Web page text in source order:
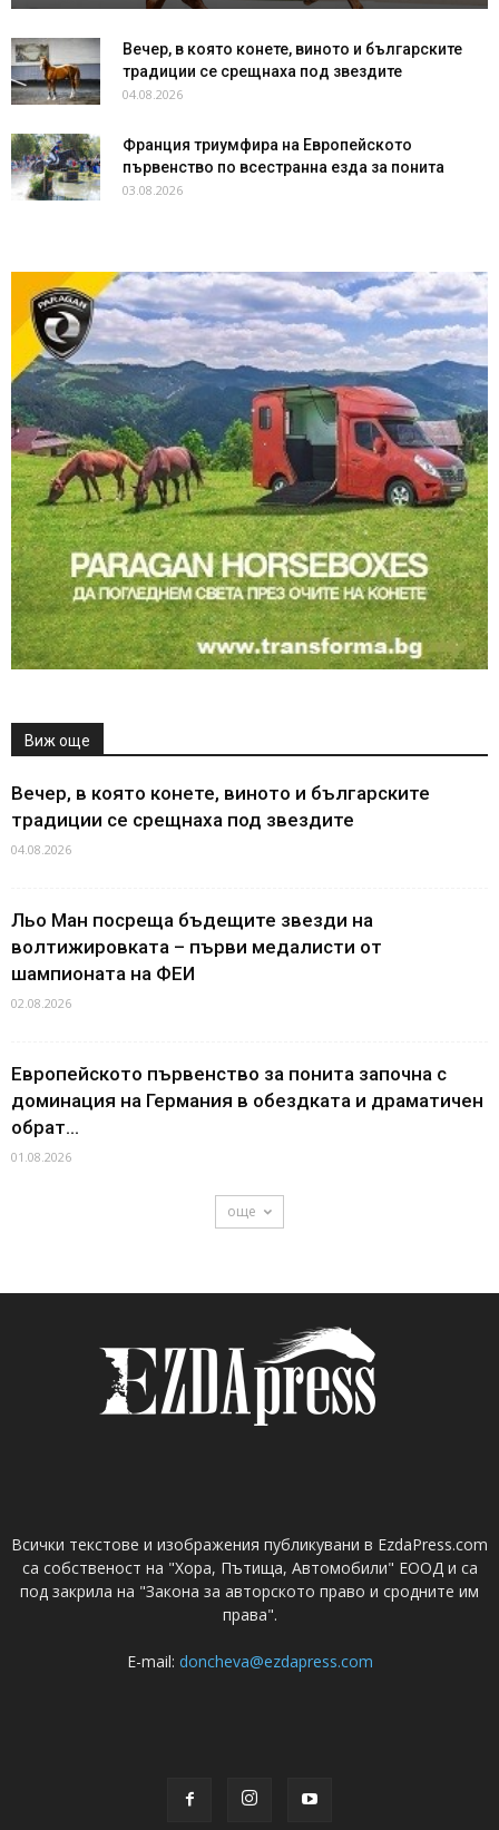
Вечер, в която конете, виното и българските
традиции се срещнаха под звездите
04.08.2026
Франция триумфира на Европейското
първенство по всестранна езда за понита
03.08.2026
Виж още
Вечер, в която конете, виното и българските
традиции се срещнаха под звездите
04.08.2026
Льо Ман посреща бъдещите звезди на
волтижировката – първи медалисти от
шампионата на ФЕИ
02.08.2026
Европейското първенство за понита започна с
доминация на Германия в обездката и драматичен
обрат...
01.08.2026
още
Всички текстове и изображения публикувани в EzdaPress.com
са собственост на "Хора, Пътища, Автомобили" ЕООД и са
под закрила на "Закона за авторското право и сродните им
права".
E-mail: doncheva@ezdapress.com